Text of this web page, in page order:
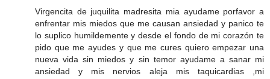
Virgencita de juquilita madresita mia ayudame porfavor a
enfrentar mis miedos que me causan ansiedad y panico te
lo suplico humildemente y desde el fondo de mi corazón te
pido que me ayudes y que me cures quiero empezar una
nueva vida sin miedos y sin temor ayudame a sanar mi
ansiedad y mis nervios aleja mis taquicardias ,mi